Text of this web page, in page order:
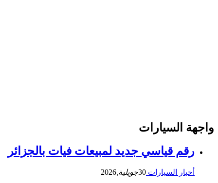
واجهة السيارات
رقم قياسي جديد لمبيعات فيات بالجزائر
أخبار السيارات 30جويلية, 2026